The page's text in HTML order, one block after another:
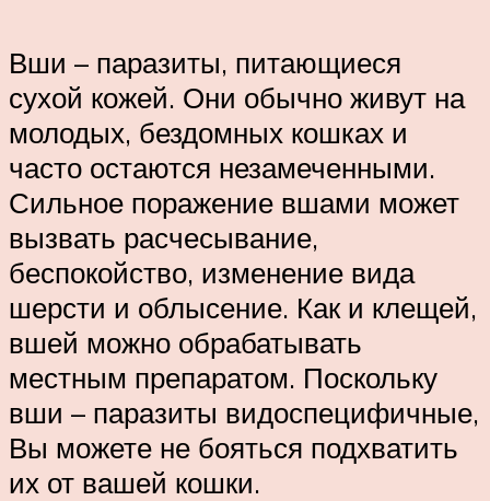
Вши – паразиты, питающиеся
сухой кожей. Они обычно живут на
молодых, бездомных кошках и
часто остаются незамеченными.
Сильное поражение вшами может
вызвать расчесывание,
беспокойство, изменение вида
шерсти и облысение. Как и клещей,
вшей можно обрабатывать
местным препаратом. Поскольку
вши – паразиты видоспецифичные,
Вы можете не бояться подхватить
их от вашей кошки.